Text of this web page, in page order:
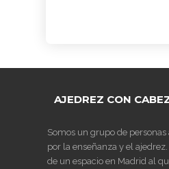
INICIO LA
MAYO
AJEDREZ CON
Somos un grupo de personas
por la enseñanza y el
de un espacio en Madrid al